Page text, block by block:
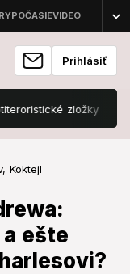
Prihlásiť
zložky
Koktejl
ešte
viac!